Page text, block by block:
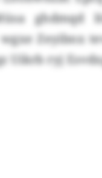
ghdmqd
Zeyibnx
Uikrb ryj